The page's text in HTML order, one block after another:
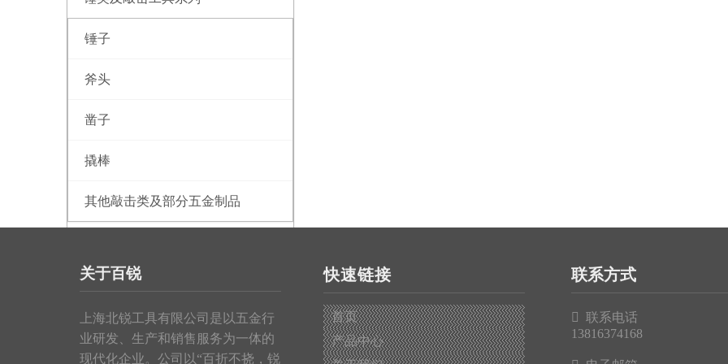
锤子
斧头
凿子
撬棒
其他敲击类及部分五金制品
钢卷尺
皮卷尺
关于百锐
上海北锐工具有限公司是以五金行
业研发、生产和销售服务为一体的
现代化企业。公司以“百折不挠，锐
快速链接
首页
产品中心
联系方式

联系电话
13816374168